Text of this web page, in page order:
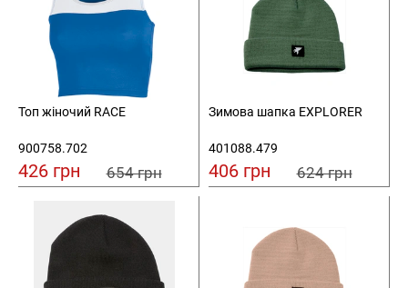
Топ жіночий RACE
900758.702
426 грн 654 грн
Зимова шапка EXPLORER
401088.479
406 грн 624 грн